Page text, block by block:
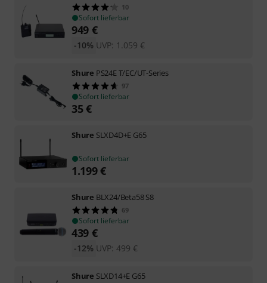
10
Sofort lieferbar
949 €
UVP: 1.059 €
-10%
Shure PS24E T/EC/UT-Series
97
Sofort lieferbar
35€
Shure SLXD4D+E G65
Sofort lieferbar
1.199€
Shure BLX24/Beta58 S8
69
Sofort lieferbar
439 €
UVP: 499 €
-12%
Shure SLXD14+E G65